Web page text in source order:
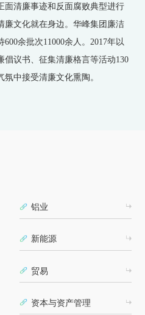
面清廉事迹和反面腐败典型进行
廉文化就在身边。华峰集团廉洁
余批次11000余人。2017年以
议书、征集清廉格言等活动130
中接受清廉文化熏陶。
铝业
新能源
贸易
资本与资产管理